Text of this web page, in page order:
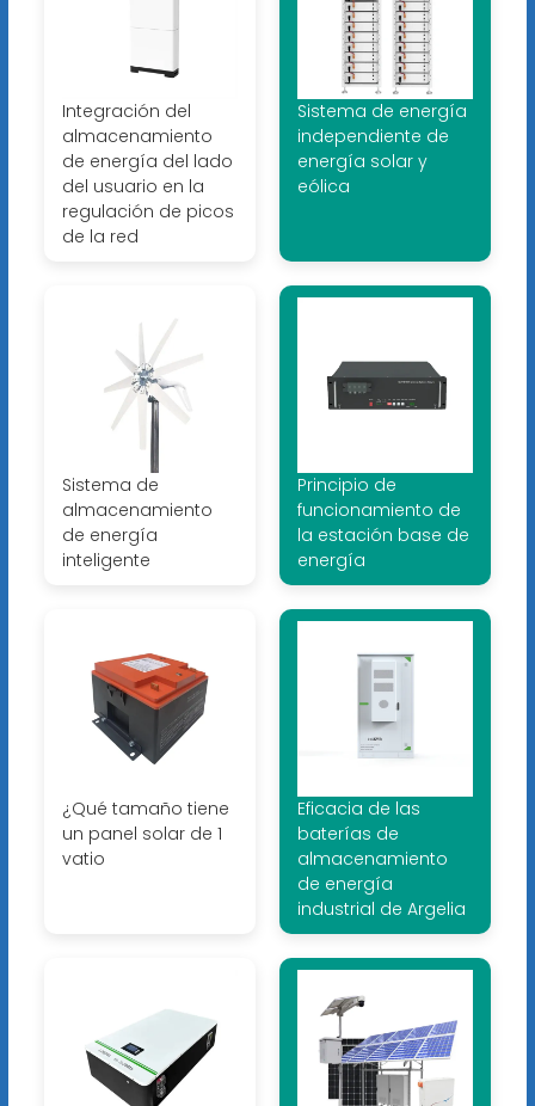
Integración del
almacenamiento
de energía del lado
del usuario en la
regulación de picos
de la red
Sistema de energía
independiente de
energía solar y
eólica
Sistema de
almacenamiento
de energía
inteligente
Principio de
funcionamiento de
la estación base de
energía
¿Qué tamaño tiene
un panel solar de 1
vatio
Eficacia de las
baterías de
almacenamiento
de energía
industrial de Argelia